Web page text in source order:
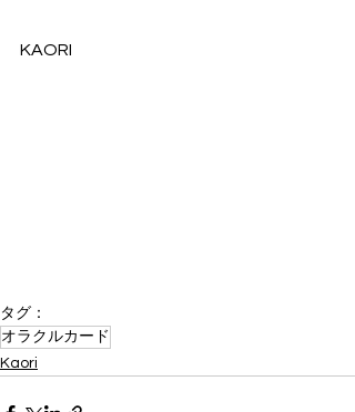
KAORI
タグ：
オラクルカード
Kaori